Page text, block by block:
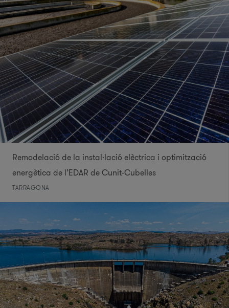
Remodelació de la instal·lació elèctrica i optimització
energètica de l’EDAR de Cunit-Cubelles
TARRAGONA